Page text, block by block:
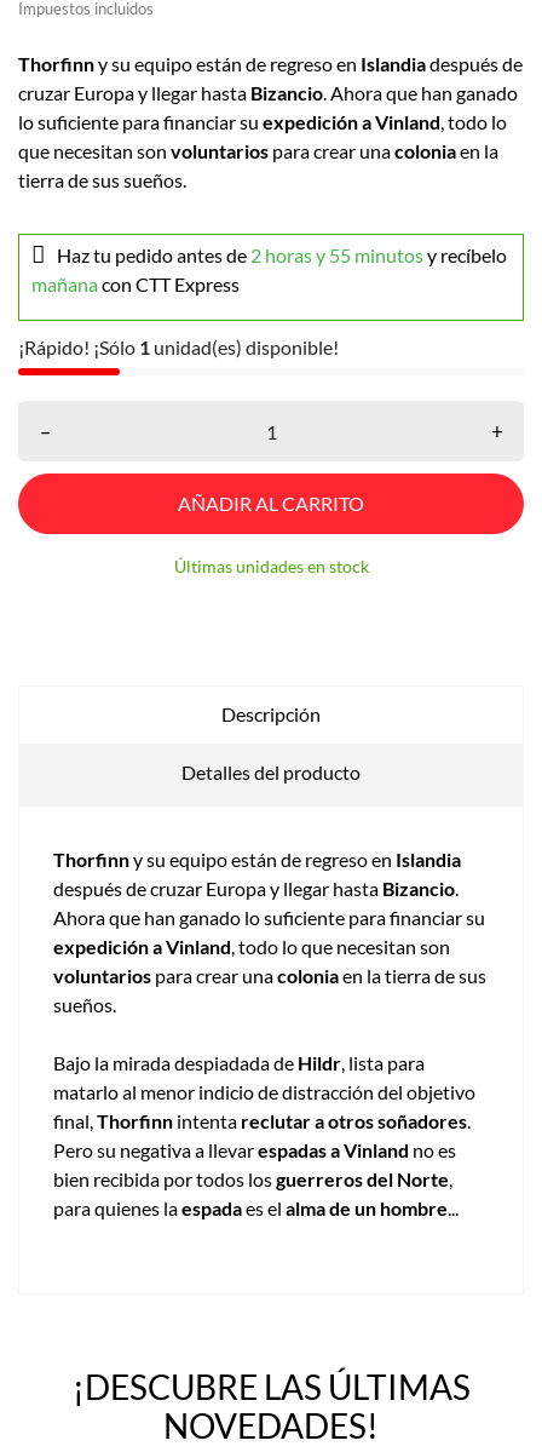
Impuestos incluidos
Thorfinny su equipo están de regreso en Islandiadespués de
cruzar Europa y llegar hasta Bizancio. Ahora que han ganado
lo suficiente para financiar su expedición a Vinland, todo lo
que necesitan son voluntarios para crear unacoloniaen la
tierra de sus sueños.
Haz tu pedido antes de 2 horas y 55 minutosy recíbelo
mañanacon CTT Express
¡Rápido! ¡Sólo 1 unidad(es) disponible!
– +
AÑADIR AL CARRITO
Últimas unidades en stock
Descripción
Detalles del producto
Thorfinny su equipo están de regreso en Islandia
después de cruzar Europa y llegar hasta Bizancio.
Ahora que han ganado lo suficiente para financiar su
expedición a Vinland, todo lo que necesitan son
voluntarios para crear unacoloniaen la tierra de sus
sueños.
Bajo la mirada despiadada de Hildr, lista para
matarlo al menor indicio de distracción del objetivo
final,Thorfinn intenta reclutar a otros soñadores.
Pero su negativa a llevarespadas a Vinland no es
bien recibida por todos losguerreros del Norte,
para quienes laespadaes el alma de un hombre...
¡DESCUBRE LAS ÚLTIMAS
NOVEDADES!